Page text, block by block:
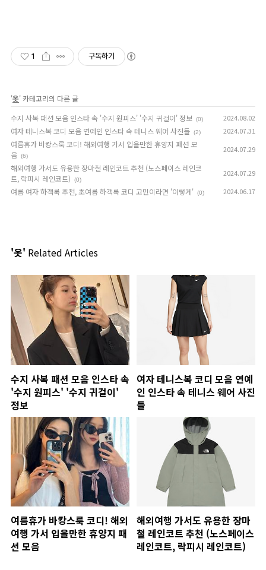
1 구독하기
'옷' 카테고리의 다른 글
수지 사복 패션 모음 인스타 속 '수지 원피스' '수지 귀걸이' 정보 (0) 2024.08.02
여자 테니스복 코디 모음 연예인 인스타 속 테니스 웨어 사진들 (2) 2024.07.31
여름휴가 바캉스룩 코디! 해외여행 가서 입을만한 휴양지 패션 모
음 (6)
2024.07.29
해외여행 가서도 유용한 장마철 레인코트 추천 (노스페이스 레인코
트, 락피시 레인코트)
(0)
2024.07.29
여름 여자 하객룩 추천, 초여름 하객룩 코디 고민이라면 '이렇게' (0) 2024.06.17
'옷' Related Articles
수지 사복 패션 모음 인스타 속
'수지 원피스' '수지 귀걸이'
정보
여자 테니스복 코디 모음 연예
인 인스타 속 테니스 웨어 사진
들
여름휴가 바캉스룩 코디! 해외
여행 가서 입을만한 휴양지 패
션 모음
해외여행 가서도 유용한 장마
철 레인코트 추천 (노스페이스
레인코트, 락피시 레인코트)